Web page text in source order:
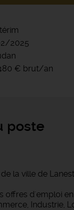
2025
€ brut/an
poste
la ville de
offres d'emploi
Industrie,